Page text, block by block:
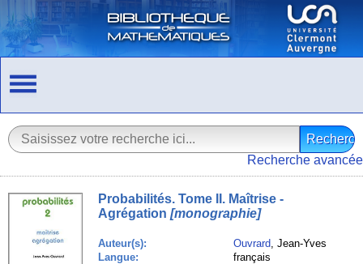
Recherche avancée
Probabilités. Tome II. Maîtrise -
Agrégation [monographie]
Auteur(s): Ouvrard, Jean-Yves
Langue:
français